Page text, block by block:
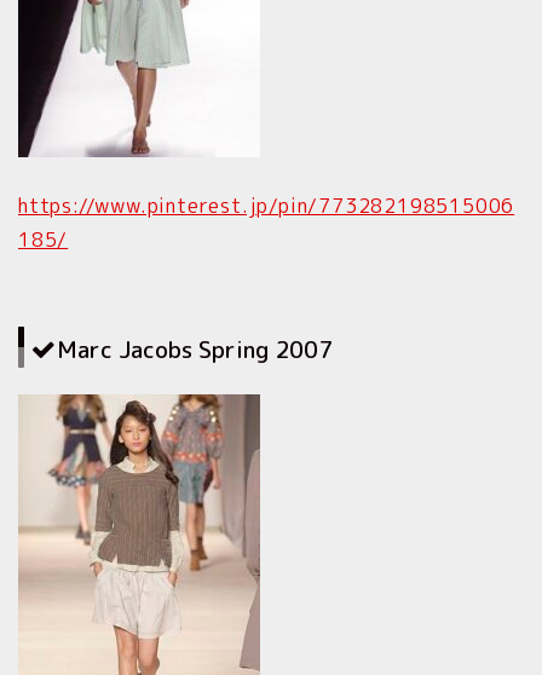
https://www.pinterest.jp/pin/773282198515006
185/
Marc Jacobs Spring 2007